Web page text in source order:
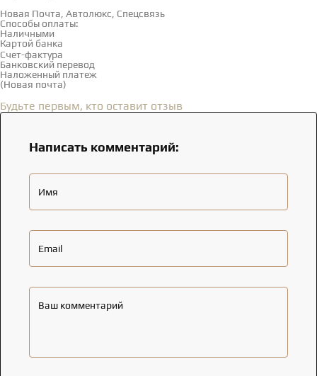
Новая Почта, Автолюкс, Спецсвязь
Способы оплаты:
Наличными
Картой банка
Счет-фактура
Банковский перевод
Наложенный платеж
(Новая почта)
Будьте первым, кто оставит отзыв
Написать комментарий:
Имя
Email
Ваш комментарий